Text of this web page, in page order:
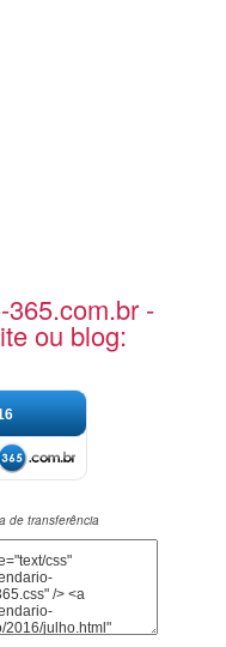
-
ou blog:
de transferência